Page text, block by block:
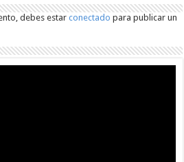
debes estarconectado para publicar un